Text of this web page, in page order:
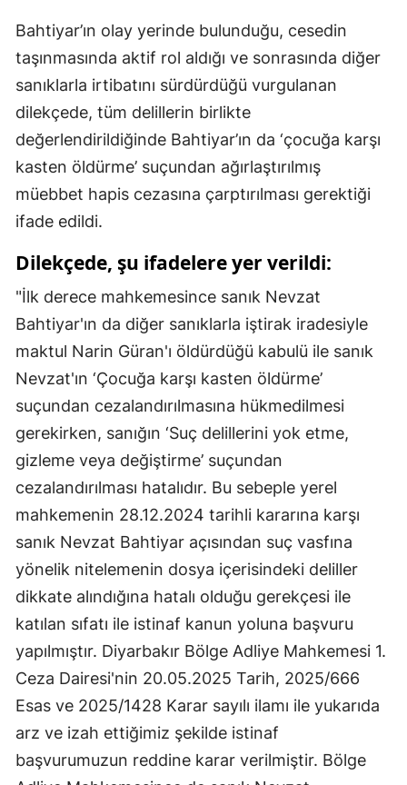
Bahtiyar’ın olay yerinde bulunduğu, cesedin
taşınmasında aktif rol aldığı ve sonrasında diğer
sanıklarla irtibatını sürdürdüğü vurgulanan
dilekçede, tüm delillerin birlikte
değerlendirildiğinde Bahtiyar’ın da ‘çocuğa karşı
kasten öldürme’ suçundan ağırlaştırılmış
müebbet hapis cezasına çarptırılması gerektiği
ifade edildi.
Dilekçede, şu ifadelere yer verildi:
"İlk derece mahkemesince sanık Nevzat
Bahtiyar'ın da diğer sanıklarla iştirak iradesiyle
maktul Narin Güran'ı öldürdüğü kabulü ile sanık
Nevzat'ın ‘Çocuğa karşı kasten öldürme’
suçundan cezalandırılmasına hükmedilmesi
gerekirken, sanığın ‘Suç delillerini yok etme,
gizleme veya değiştirme’ suçundan
cezalandırılması hatalıdır. Bu sebeple yerel
mahkemenin 28.12.2024 tarihli kararına karşı
sanık Nevzat Bahtiyar açısından suç vasfına
yönelik nitelemenin dosya içerisindeki deliller
dikkate alındığına hatalı olduğu gerekçesi ile
katılan sıfatı ile istinaf kanun yoluna başvuru
yapılmıştır. Diyarbakır Bölge Adliye Mahkemesi 1.
Ceza Dairesi'nin 20.05.2025 Tarih, 2025/666
Esas ve 2025/1428 Karar sayılı ilamı ile yukarıda
arz ve izah ettiğimiz şekilde istinaf
başvurumuzun reddine karar verilmiştir. Bölge